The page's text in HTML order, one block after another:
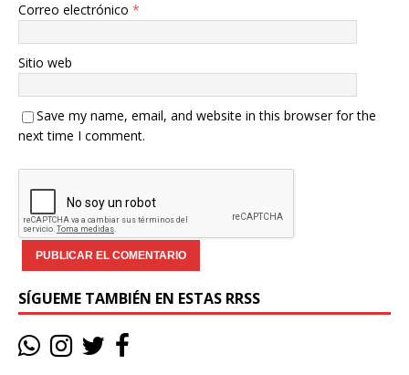
Correo electrónico *
Sitio web
Save my name, email, and website in this browser for the
next time I comment.
SÍGUEME TAMBIÉN EN ESTAS RRSS